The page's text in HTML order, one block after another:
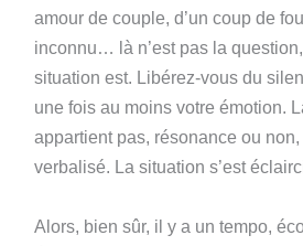
amour de couple, d’un coup de
inconnu… là n’est pas la
situation est. Libérez-vous du
une fois au moins votre émotion.
appartient pas, résonance ou
verbalisé. La situation s’est
Alors, bien sûr, il y a un tempo,